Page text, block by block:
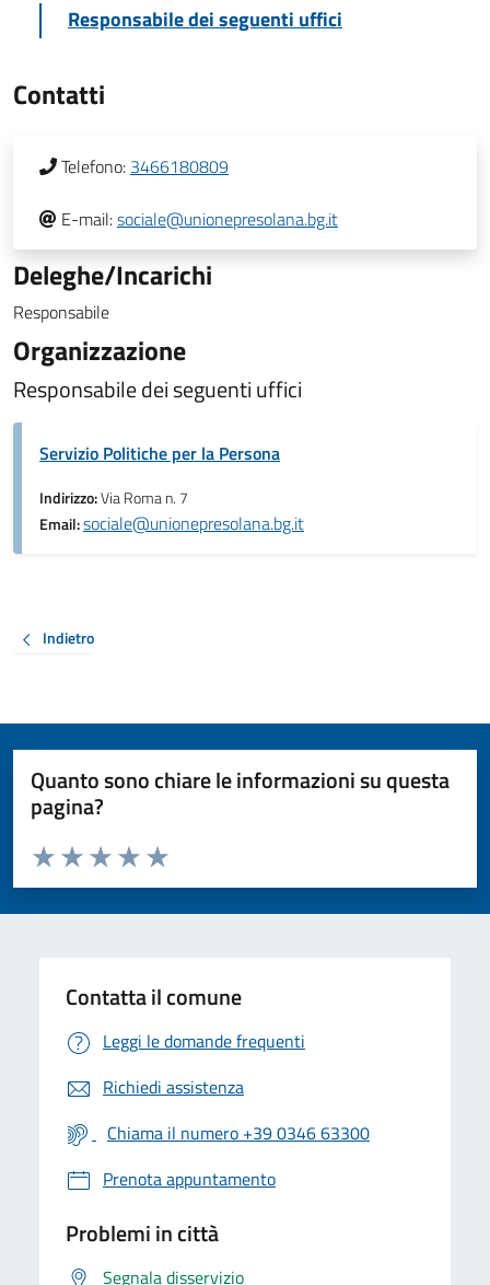
Responsabile dei seguenti uffici
Contatti
Telefono: 3466180809
E-mail:sociale@unionepresolana.bg.it
Deleghe/Incarichi
Responsabile
Organizzazione
Responsabile dei seguenti uffici
Servizio Politiche per la Persona
Indirizzo:Via Roma n. 7
Email:sociale@unionepresolana.bg.it
Indietro
Quanto sono chiare le informazioni su questa
pagina?
Valuta da 1 a 5 stelle la pagina
Valuta 5 stelle su 5
Valuta 4 stelle su 5
Valuta 3 stelle su 5
Valuta 2 stelle su 5
Valuta 1 stelle su 5
Contatta il comune
Leggi le domande frequenti
Richiedi assistenza
Chiama il numero +39 0346 63300
Prenota appuntamento
Problemi in città
Segnala disservizio